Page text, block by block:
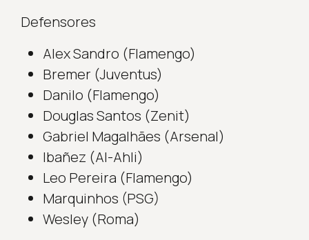
Defensores
Alex Sandro (Flamengo)
Bremer (Juventus)
Danilo (Flamengo)
Douglas Santos (Zenit)
Gabriel Magalhães (Arsenal)
Ibañez (Al-Ahli)
Leo Pereira (Flamengo)
Marquinhos (PSG)
Wesley (Roma)